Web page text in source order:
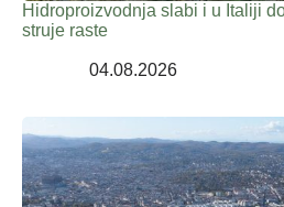
Hidroproizvodnja slabi i u Italiji
struje raste
04.08.2026